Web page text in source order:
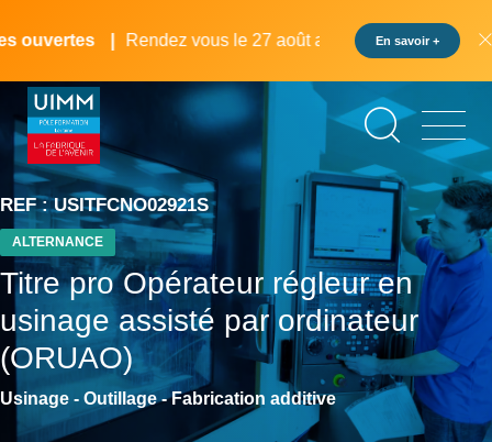
au
principal
Rendez vous le 27 août au pôle formation UIMM
En savoir +
REF : USITFCNO02921S
ALTERNANCE
Titre pro Opérateur régleur en
usinage assisté par ordinateur
(ORUAO)
Usinage - Outillage - Fabrication additive